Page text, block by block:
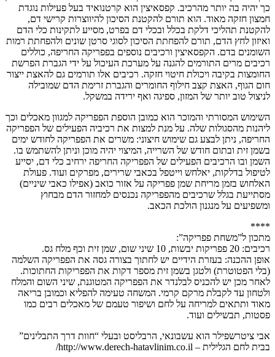
כך יהיה בה יותר מהרכיב. קפסאיצין הוא קרטנואיד בעל פעילות נוגדת
חמצון חזקה מאוד. הוא תורם להקטנת הסיכון להיווצרות קרישי דם,
להקטנת תהליכי דלקת בכלל ובכלי דם בפרט, מסייע לתקינות כלי הדם
ואיזון לחץ הדם, תורם להפחתת הסיכון לסוגי סרטן שונים ולהפחתת רמות
השומנים בדם. הקפסאיצין ורכיבים נוספים בפפריקה החריפה, כוללים
רכיבים מרים התורמים להגנה על מערכת העיכול על ידי הגברת הפרשת
החומצות בקיבה ויכולת חיטוי חזקה. רכיבים אלו תורמים גם להאצת ייצור
חום הגוף, האצת קצב חילוף החומרים והגברת זרימת הדם שמובילה
לניצול טוב יותר של המזון, ספיגה ואף ירידה במשקל.
השימוש המסורתי והמוכר הוא כמובן הוספת הפפריקה למגוון מאכלים וכך
ליהנות מהסגולות שלה. על מנת למצות את רכיביה הפעילים של הפפריקה
החריפה, ניתן לבצע גם שימוש חיצוני: משרים את הפפריקה לחודש ימים
בשמן זית ובתום חודש של השרייה, המיצוי יהיה מוכן וניתן להשתמש בו.
השמן ובו הרכיבים הפעילים של הפפריקה החריפה ירחיב כלי דם, יסייע
לטיפול בדלקות, יאלחש וייטפל בכאבי שרירים, מפרקים ועוד. פעולת
האלחוש בזמן מריחת שמן פפריקה על אזור כואב (אפילו כאבי שיניים)
מסתייעת בגלל שרכיבים מהפפריקה נכנסים למחזור הדם מבחוץ
ומשפיעים על מנגנון הולכת הכאב.
****
מתכון ל”משחת פפריקה”:
רכיבים: 20 פפריקות יבשות, 10 שיני שום, שמן זית וכף מלח גס.
אופן ההכנה: בעזרת הידיים יש לחתוך בצורה גסה את הפפריקה השלמה
(בלי הפטוטרת) ולטגן בשמן זית מספר דקות את הפפריקות החתוכות.
לאחר מכן יש להכניס לבלנדר את הפפריקה המטוגנת, שיני השום והמלח
ולטחון עד לקבלת מרקם קרמי. המשחה טעימה להפליא וכמובן בריאה
מאוד ותתאים למריחה על לחם ושיפור טעמם של מאכלים רבים כמו
פסטות, תבשילים ועוד.
אבי ציטרשפילר הוא עשבונאי, הרבליסט ובעלי “חוות דרך התבלינים”
בבית לחם הגלילית – http://www.derech-hatavlinim.co.il/